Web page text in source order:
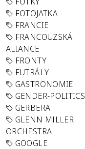
FOTOJATKA
FRANCIE
FRANCOUZSKÁ
ALIANCE
FRONTY
FUTRÁLY
GASTRONOMIE
GENDER-POLITICS
GERBERA
GLENN MILLER
ORCHESTRA
GOOGLE